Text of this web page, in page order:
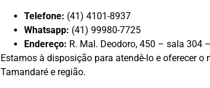
Telefone: (41) 4101-8937
Whatsapp: (41) 99980-7725
Endereço: R. Mal. Deodoro, 450 – sala 304
Estamos à disposição para atendê-lo e oferecer
Tamandaré e região.